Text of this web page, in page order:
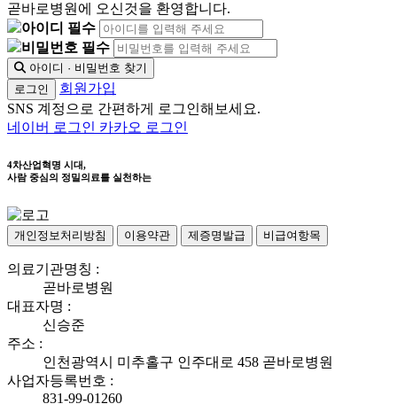
곧바로병원에 오신것을 환영합니다.
아이디 필수
비밀번호 필수
아이디 · 비밀번호 찾기
로그인
회원가입
SNS 계정으로 간편하게 로그인해보세요.
네이버 로그인 카카오 로그인
4차산업혁명 시대,
사람 중심의 정밀의료를 실천하는
개인정보처리방침 이용약관 제증명발급 비급여항목
의료기관명칭 :
곧바로병원
대표자명 :
신승준
주소 :
인천광역시 미추홀구 인주대로 458 곧바로병원
사업자등록번호 :
831-99-01260